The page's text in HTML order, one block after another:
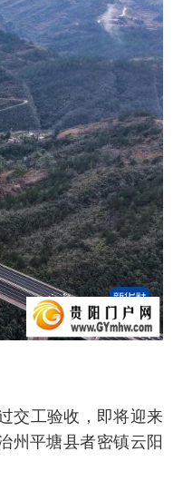
交工验收，即将迎来
州平塘县者密镇云阳